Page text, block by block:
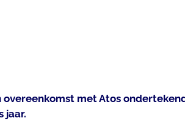
met Atos
jaar.